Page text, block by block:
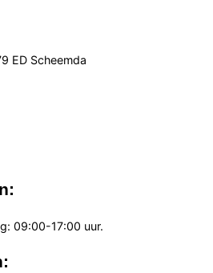
ED Scheemda
09:00-17:00 uur.